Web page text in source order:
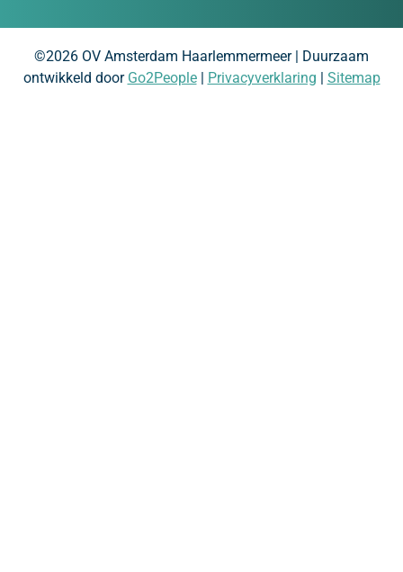
©2026 OV Amsterdam Haarlemmermeer | Duurzaam
ontwikkeld door Go2People| Privacyverklaring Sitemap